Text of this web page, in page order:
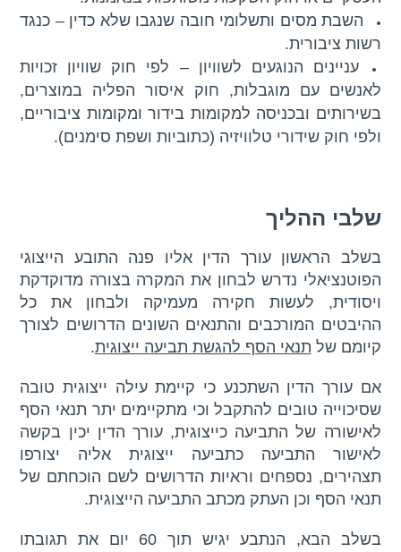
השבת מסים ותשלומי חובה שנגבו שלא כדין – כנגד
רשות ציבורית.
עניינים הנוגעים לשוויון – לפי חוק שוויון זכויות
לאנשים עם מוגבלות, חוק איסור הפליה במוצרים,
בשירותים ובכניסה למקומות בידור ומקומות ציבוריים,
ולפי חוק שידורי טלוויזיה (כתוביות ושפת סימנים).
שלבי ההליך
בשלב הראשון עורך הדין אליו פנה התובע הייצוגי
הפוטנציאלי נדרש לבחון את המקרה בצורה מדוקדקת
ויסודית, לעשות חקירה מעמיקה ולבחון את כל
ההיבטים המורכבים והתנאים השונים הדרושים לצורך
קיומם של תנאי הסף להגשת תביעה ייצוגית.
אם עורך הדין השתכנע כי קיימת עילה ייצוגית טובה
שסיכוייה טובים להתקבל וכי מתקיימים יתר תנאי הסף
לאישורה של התביעה כייצוגית, עורך הדין יכין בקשה
לאישור התביעה כתביעה ייצוגית אליה יצורפו
תצהירים, נספחים וראיות הדרושים לשם הוכחתם של
תנאי הסף וכן העתק מכתב התביעה הייצוגית.
בשלב הבא, הנתבע יגיש תוך 60 יום את תגובתו